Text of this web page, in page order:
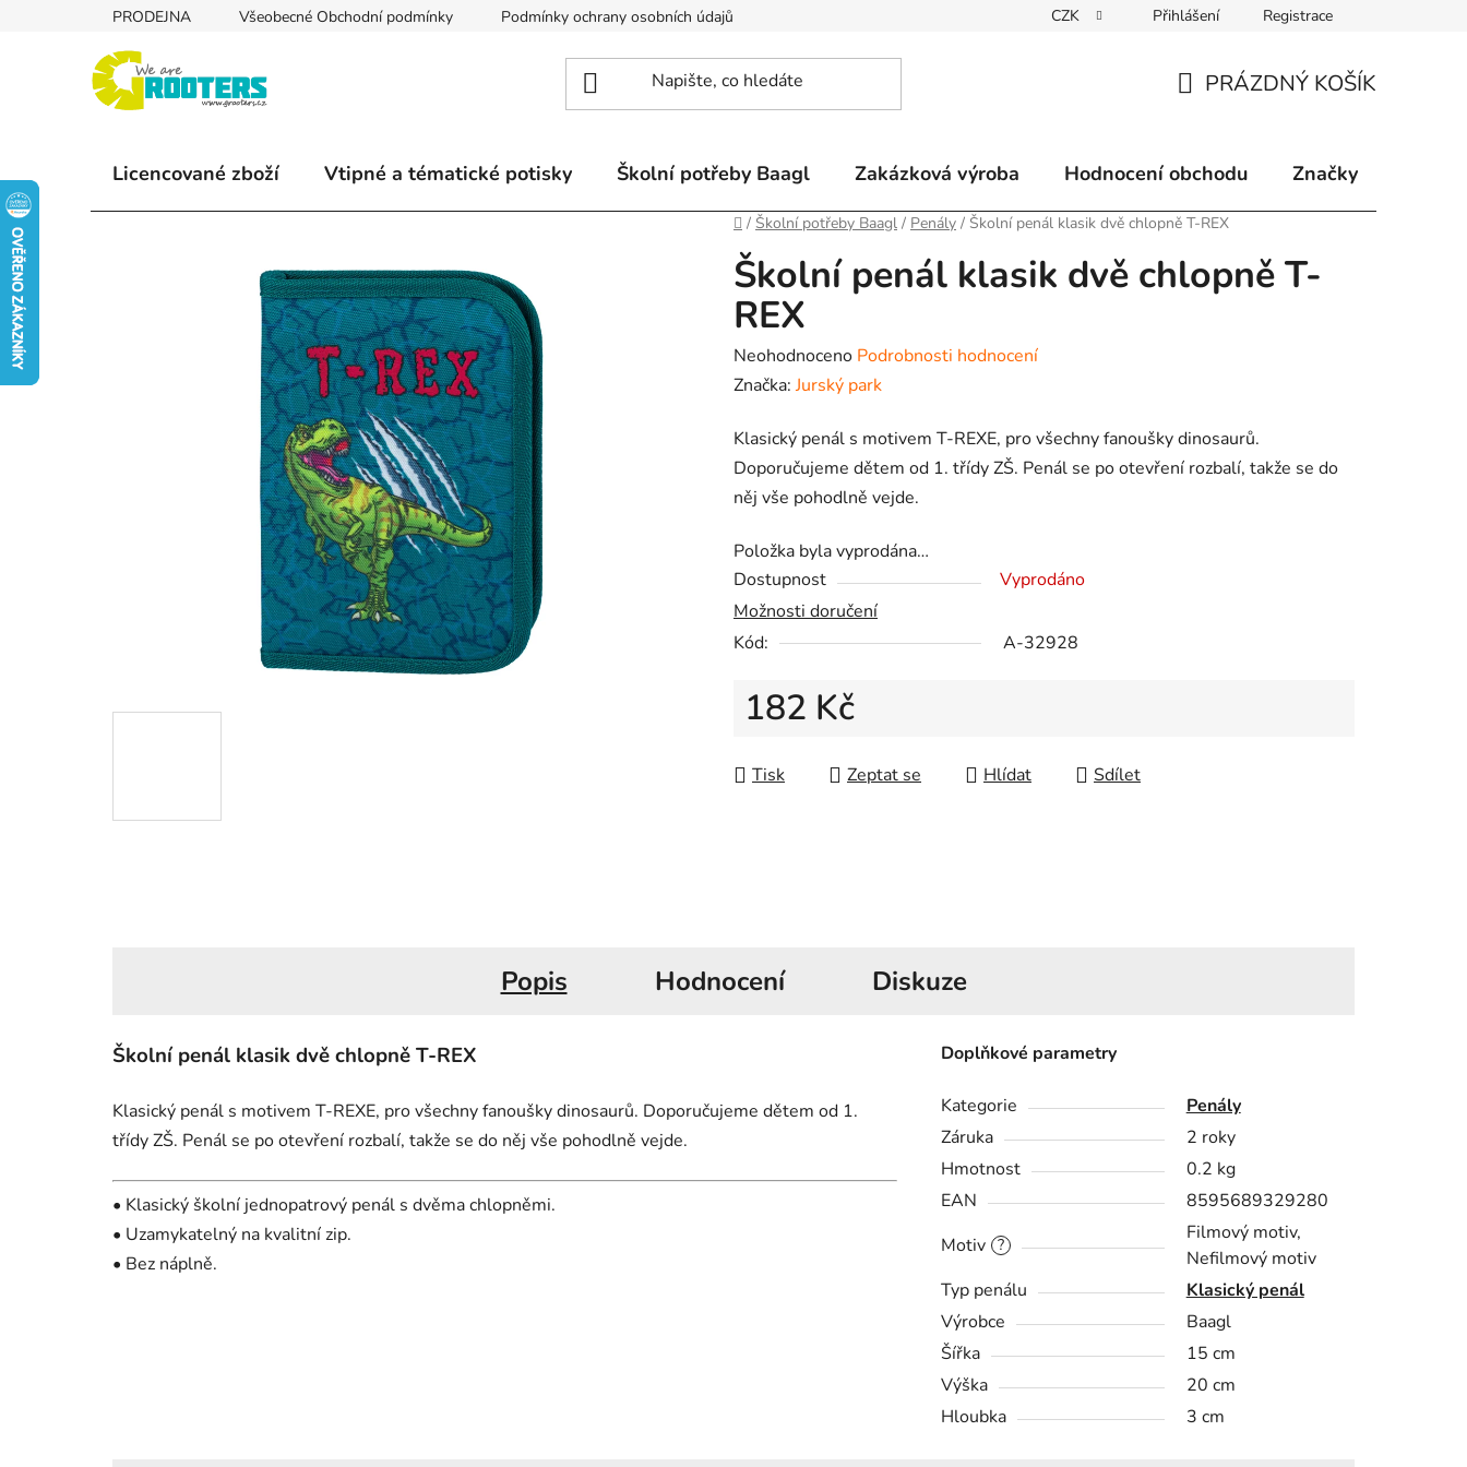
PRODEJNA Všeobecné Obchodní podmínky Podmínky ochrany osobních údajů Způsoby doručení Kontakty
CZK Přihlášení Registrace
KOŠÍK
PRÁZDNÝ KOŠÍK
Licencované zboží Vtipné a tématické potisky Školní potřeby Baagl Zakázková výroba Hodnocení obchodu Značky
Domů
/ Školní potřeby Baagl / Penály / Školní penál klasik dvě chlopně T-REX
Školní penál klasik dvě chlopně T-
REX
Průměrné
hodnocení
je
0,0
z
hvězdiček.
Neohodnoceno Podrobnosti hodnocení
Značka:Jurský park
Klasický penál s motivem T-REXE, pro všechny fanoušky dinosaurů.
Doporučujeme dětem od 1. třídy ZŠ. Penál se po otevření rozbalí, takže se do
něj vše pohodlně vejde.
Položka byla vyprodána…
Dostupnost
Vyprodáno
Možnosti doručení
Kód:
A-32928
182 Kč
Tisk
Zeptat se Hlídat Sdílet
Popis Hodnocení Diskuze
Školní penál klasik dvě chlopně T-REX
Klasický penál s motivem T-REXE, pro všechny fanoušky dinosaurů. Doporučujeme dětem od 1.
třídy ZŠ. Penál se po otevření rozbalí, takže se do něj vše pohodlně vejde.
• Klasický školní jednopatrový penál s dvěma chlopněmi.
• Uzamykatelný na kvalitní zip.
• Bez náplně.
Doplňkové parametry
Kategorie
Penály
Záruka
2 roky
Hmotnost
0.2 kg
EAN
8595689329280
?
Motiv
Filmový motiv,
Nefilmový motiv
Typ penálu
Klasický penál
Výrobce
Baagl
Šířka
15 cm
Výška
20 cm
Hloubka
3 cm